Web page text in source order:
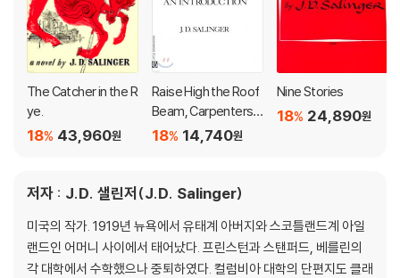
The Catcher in the R
ye.
43,960원
18%
Raise High the Roof
Beam, Carpenters a
nd Seymour: An Intr
14,740원
18%
Nine Stories
24,890원
18%
저자 : J.D. 샐린저(J.D. Salinger)
미국의 작가. 1919년 뉴욕에서 유태계 아버지와 스코틀랜드계 아일
랜드인 어머니 사이에서 태어났다. 프린스턴과 스탠퍼드, 베를린의
각 대학에서 수학했으나 중퇴하였다. 컬럼비아 대학의 단편지도 클래